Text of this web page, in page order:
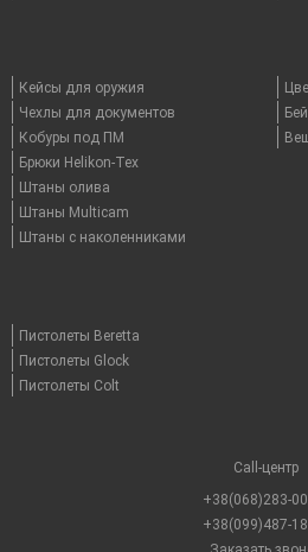
Кейсы для оружия
Чехлы для документов
Кобуры под ПМ
Брюки Helikon-Tex
Штаны олива
Штаны Multicam
Штаны с наколенниками
Пистолеты Beretta
Пистолеты Glock
Пистолеты Colt
Call-центр
+38(068)283-
+38(099)487-